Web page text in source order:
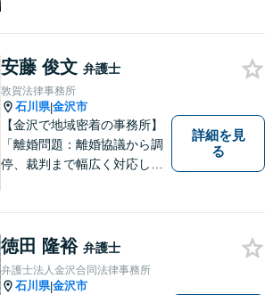
安藤 俊文 弁護士
敦賀法律事務所
石川県|金沢市
【金沢で地域密着の事務所】
「離婚問題：離婚協議から調
停、裁判まで幅広く対応し、
弁護士が介入することで賠償
金の大幅な増額が実現できる
ケースあり」【休日・夜間相
詳細を見
る
徳田 隆裕 弁護士
弁護士法人金沢合同法律事務所
石川県|金沢市